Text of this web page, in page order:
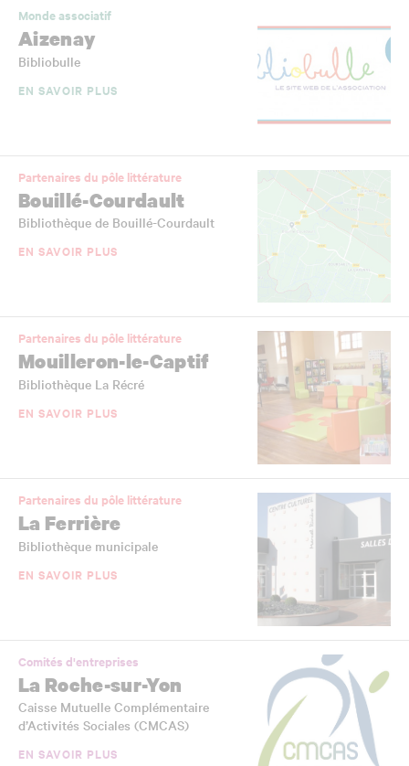
Monde associatif
Aizenay
Bibliobulle
EN SAVOIR PLUS
Partenaires du pôle littérature
Bouillé-Courdault
Bibliothèque de Bouillé-Courdault
EN SAVOIR PLUS
Partenaires du pôle littérature
Mouilleron-le-Captif
Bibliothèque La Récré
EN SAVOIR PLUS
Partenaires du pôle littérature
La Ferrière
Bibliothèque municipale
EN SAVOIR PLUS
Comités d'entreprises
La Roche-sur-Yon
Caisse Mutuelle Complémentaire
d’Activités Sociales (CMCAS)
EN SAVOIR PLUS